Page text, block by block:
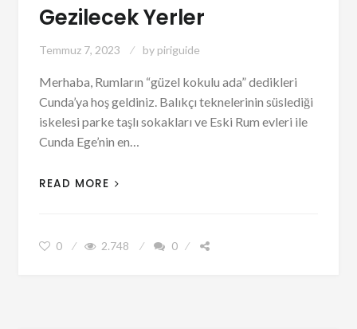
Gezilecek Yerler
Temmuz 7, 2023 by piriguide
Merhaba, Rumların “güzel kokulu ada” dedikleri
Cunda’ya hoş geldiniz. Balıkçı teknelerinin süslediği
iskelesi parke taşlı sokakları ve Eski Rum evleri ile
Cunda Ege’nin en…
READ MORE
0 2.748 0